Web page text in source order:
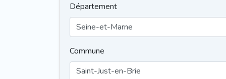
Département
Commune